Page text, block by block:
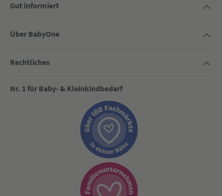
Gut informiert
Über BabyOne
Rechtliches
Nr. 1 für Baby- & Kleinkindbedarf